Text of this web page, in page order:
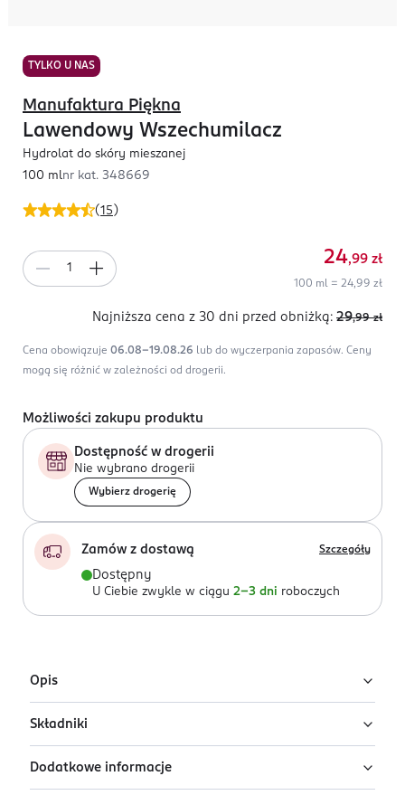
TYLKO U NAS
(15 )
Manufaktura Piękna
Lawendowy Wszechumilacz
Hydrolat do skóry mieszanej
100 mlnr kat. 348669
24,99 zł
100 ml = 24,99 zł
Najniższa cena z 30 dni przed obniżką: 29,99 zł
Cena obowiązuje 06.08-19.08.26 lub do wyczerpania zapasów. Ceny
mogą się różnić w zależności od drogerii.
Możliwości zakupu produktu
Dostępność w drogerii
Nie wybrano drogerii
Wybierz drogerię
Zamów z dostawą Szczegóły
Dostępny
U Ciebie zwykle w ciągu 2-3 dni roboczych
Opis
Naturalny hydrolat lawendowy stworzony w duchu idei
"less is more". Jest jednym z najbardziej uniwersalnych
hydrolatów, dlatego jego właściwości doceni skóra
Składniki
Ingredients: Lavandula Angustifolia (Lavender) Flower
Dodatkowe informacje